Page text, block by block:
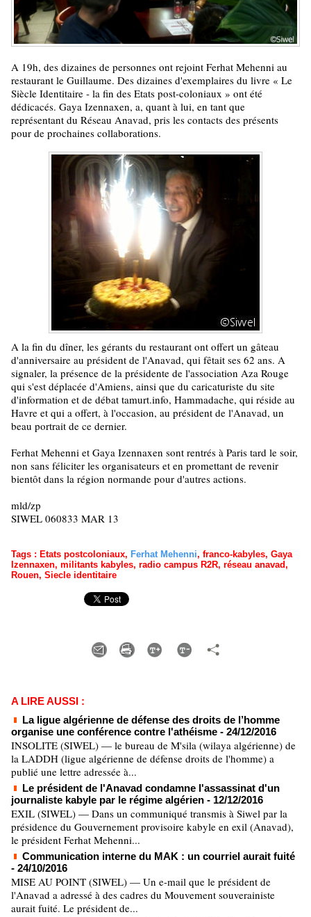
A 19h, des dizaines de personnes ont rejoint Ferhat Mehenni au
restaurant le Guillaume. Des dizaines d'exemplaires du livre « Le
Siècle Identitaire - la fin des Etats post-coloniaux » ont été
dédicacés. Gaya Izennaxen, a, quant à lui, en tant que
représentant du Réseau Anavad, pris les contacts des présents
pour de prochaines collaborations.
A la fin du dîner, les gérants du restaurant ont offert un gâteau
d'anniversaire au président de l'Anavad, qui fêtait ses 62 ans. A
signaler, la présence de la présidente de l'association Aza Rouge
qui s'est déplacée d'Amiens, ainsi que du caricaturiste du site
d'information et de débat tamurt.info, Hammadache, qui réside au
Havre et qui a offert, à l'occasion, au président de l'Anavad, un
beau portrait de ce dernier.
Ferhat Mehenni et Gaya Izennaxen sont rentrés à Paris tard le soir,
non sans féliciter les organisateurs et en promettant de revenir
bientôt dans la région normande pour d'autres actions.
mld/zp
SIWEL 060833 MAR 13
Tags : Etats postcoloniaux, Ferhat Mehenni, franco-kabyles, Gaya
Izennaxen, militants kabyles, radio campus R2R, réseau anavad,
Rouen, Siecle identitaire
A LIRE AUSSI :
La ligue algérienne de défense des droits de l’homme
organise une conférence contre l'athéisme - 24/12/2016
INSOLITE (SIWEL) — le bureau de M'sila (wilaya algérienne) de
la LADDH (ligue algérienne de défense droits de l'homme) a
publié une lettre adressée à...
Le président de l'Anavad condamne l'assassinat d'un
journaliste kabyle par le régime algérien - 12/12/2016
EXIL (SIWEL) — Dans un communiqué transmis à Siwel par la
présidence du Gouvernement provisoire kabyle en exil (Anavad),
le président Ferhat Mehenni...
Communication interne du MAK : un courriel aurait fuité
- 24/10/2016
MISE AU POINT (SIWEL) — Un e-mail que le président de
l'Anavad a adressé à des cadres du Mouvement souverainiste
aurait fuité. Le président de...